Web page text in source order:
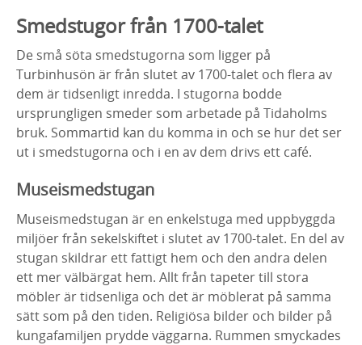
Smedstugor från 1700-talet
De små söta smedstugorna som ligger på
Turbinhusön är från slutet av 1700-talet och flera av
dem är tidsenligt inredda. I stugorna bodde
ursprungligen smeder som arbetade på Tidaholms
bruk. Sommartid kan du komma in och se hur det ser
ut i smedstugorna och i en av dem drivs ett café.
Museismedstugan
Museismedstugan är en enkelstuga med uppbyggda
miljöer från sekelskiftet i slutet av 1700-talet. En del av
stugan skildrar ett fattigt hem och den andra delen
ett mer välbärgat hem. Allt från tapeter till stora
möbler är tidsenliga och det är möblerat på samma
sätt som på den tiden. Religiösa bilder och bilder på
kungafamiljen prydde väggarna. Rummen smyckades